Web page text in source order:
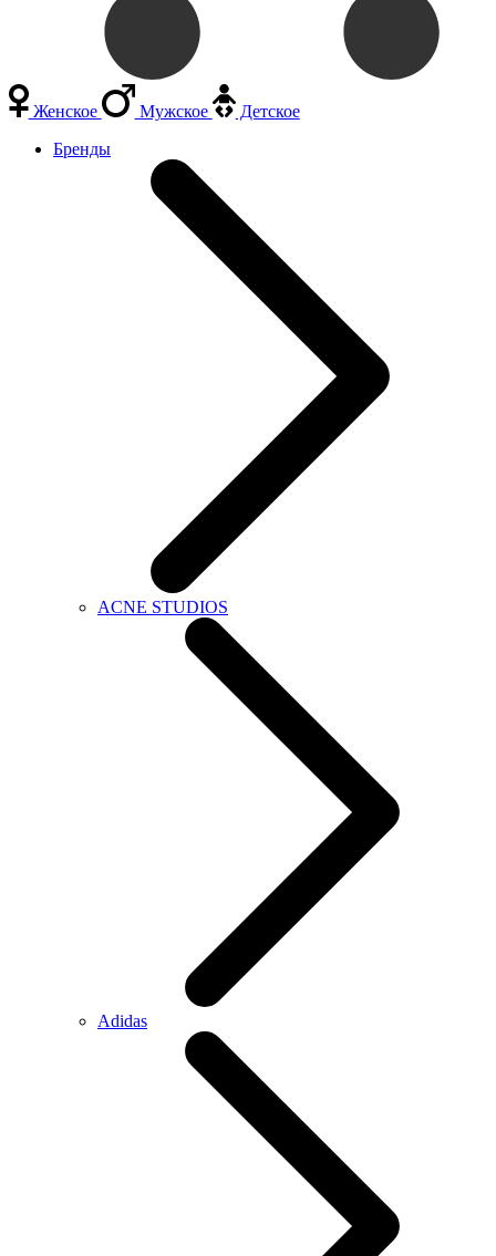
Женское Мужское
Детское
Бренды
ACNE STUDIOS
Adidas